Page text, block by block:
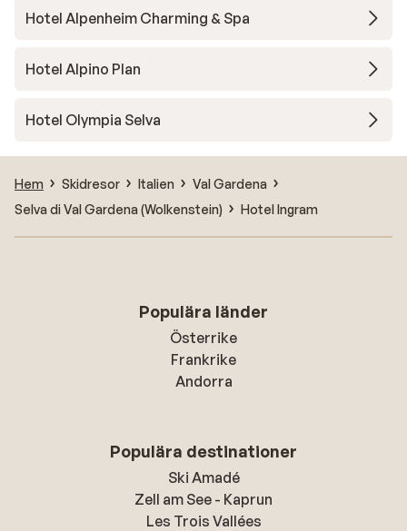
Hotel Alpenheim Charming & Spa
Hotel Alpino Plan
Hotel Olympia Selva
Hem Skidresor Italien
Val Gardena
Selva di Val Gardena (Wolkenstein)
Hotel Ingram
Populära länder
Österrike
Frankrike
Andorra
Populära destinationer
Ski Amadé
Zell am See - Kaprun
Les Trois Vallées